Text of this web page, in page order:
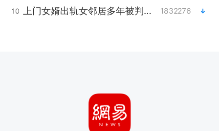
10 上门女婿出轨女邻居多年被判重婚罪 1832276